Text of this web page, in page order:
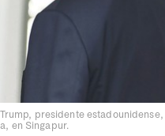
presidente estadounidense,
en Singapur.